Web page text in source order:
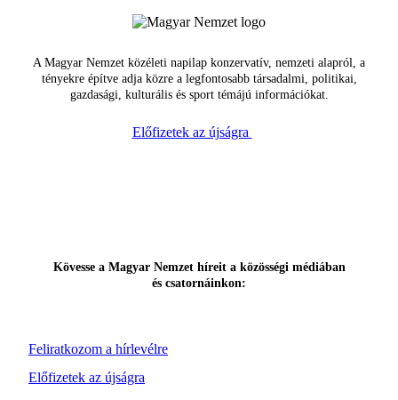
A Magyar Nemzet közéleti napilap konzervatív, nemzeti alapról, a
tényekre építve adja közre a legfontosabb társadalmi, politikai,
gazdasági, kulturális és sport témájú információkat.
Előfizetek az újságra
Feliratkozom a hírlevélre
Kövesse a Magyar Nemzet híreit a közösségi médiában
és csatornáinkon:
Előfizetek az újságra